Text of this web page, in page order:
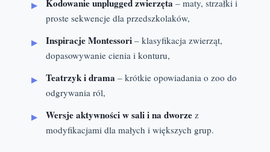
Kodowanie unplugged zwierzęta – maty, strzałki i
proste sekwencje dla przedszkolaków,
Inspiracje Montessori – klasyfikacja zwierząt,
dopasowywanie cienia i konturu,
Teatrzyk i drama – krótkie opowiadania o zoo do
odgrywania ról,
Wersje aktywności w sali i na dworze z
modyfikacjami dla małych i większych grup.